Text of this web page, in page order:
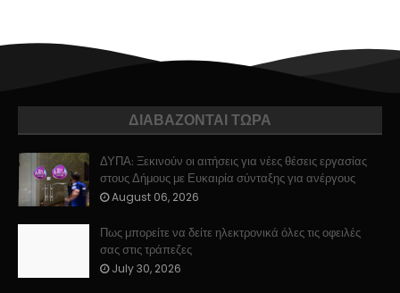
ΔΙΑΒΑΖΟΝΤΑΙ ΤΩΡΑ
ΔΥΠΑ: Ξεκινούν οι αιτήσεις για νέες θέσεις εργασίας
στους Δήμους με Ευκαιρία σύνταξης για ανέργους
August 06, 2026
Πως μπορείτε να δείτε ηλεκτρονικά όλες τις οφειλές
σας στις τράπεζες
July 30, 2026